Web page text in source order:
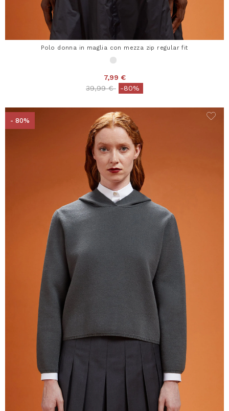
Polo donna in maglia con mezza zip regular fit
7,99 €
Price reduced from
39,99 €to-80%
- 80%